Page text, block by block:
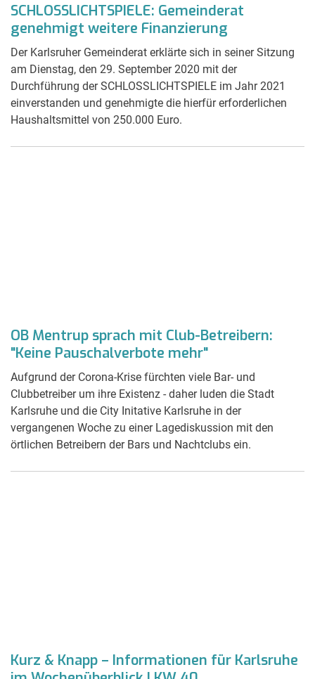
SCHLOSSLICHTSPIELE: Gemeinderat
genehmigt weitere Finanzierung
Der Karlsruher Gemeinderat erklärte sich in seiner Sitzung
am Dienstag, den 29. September 2020 mit der
Durchführung der SCHLOSSLICHTSPIELE im Jahr 2021
einverstanden und genehmigte die hierfür erforderlichen
Haushaltsmittel von 250.000 Euro.
OB Mentrup sprach mit Club-Betreibern:
"Keine Pauschalverbote mehr"
Aufgrund der Corona-Krise fürchten viele Bar- und
Clubbetreiber um ihre Existenz - daher luden die Stadt
Karlsruhe und die City Initative Karlsruhe in der
vergangenen Woche zu einer Lagediskussion mit den
örtlichen Betreibern der Bars und Nachtclubs ein.
Kurz & Knapp – Informationen für Karlsruhe